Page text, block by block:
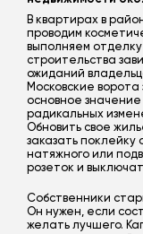
В квартирах в
проводим
выполняем
строительства
ожиданий
Московские
основное
радикальных
Обновить свое
заказать поклейку
натяжного или
розеток и
Собственники
Он нужен, если
желать лучшего.